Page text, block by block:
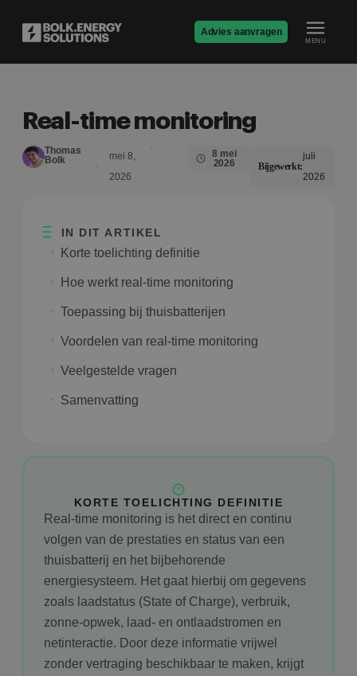
Advies aanvragen
MENU
Real-time monitoring
Thomas
Bolk
mei 8,
2026
8 mei
2026
Bijgewerkt:
juli
2026
IN DIT ARTIKEL
Korte toelichting definitie
Hoe werkt real-time monitoring
Toepassing bij thuisbatterijen
Voordelen van real-time monitoring
Veelgestelde vragen
Samenvatting
KORTE TOELICHTING DEFINITIE
Real-time monitoring is het direct en continu
volgen van de prestaties en status van een
thuisbatterij en het bijbehorende
energiesysteem. Het gaat hierbij om gegevens
zoals laadstatus (State of Charge), verbruik,
zonne-opwek, laad- en ontlaadstromen en
netinteractie. Door deze informatie vrijwel
zonder vertraging beschikbaar te maken, krijgt